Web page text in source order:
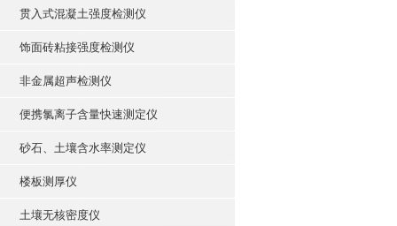
贯入式混凝土强度检测仪
饰面砖粘接强度检测仪
非金属超声检测仪
便携氯离子含量快速测定仪
砂石、土壤含水率测定仪
楼板测厚仪
土壤无核密度仪